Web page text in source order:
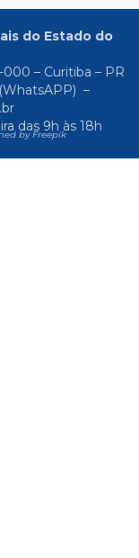
do Estado do
000 – Curitiba – PR
–
das 9h às 18h
by Freepik